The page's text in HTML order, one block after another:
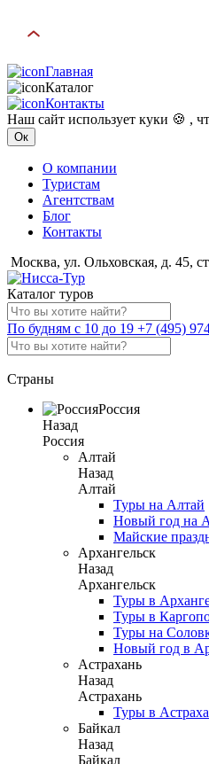
Главная
Каталог
Контакты
Наш сайт использует куки 🍪 ,
Ок
О компании
Туристам
Агентствам
Блог
Контакты
Москва, ул. Ольховская, д. 45,
Каталог туров
По будням с 10 до 19 +7 (495)
Страны
Россия
Назад
Россия
Алтай
Назад
Алтай
Туры на Алтай
Новый год на
Майские
Архангельск
Назад
Архангельск
Туры в
Туры в
Туры на
Новый год в
Астрахань
Назад
Астрахань
Туры в
Байкал
Назад
Байкал